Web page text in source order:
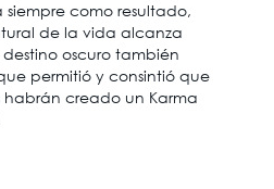
como resultado,
de la vida alcanza
oscuro también
permitió y consintió que
creado un Karma